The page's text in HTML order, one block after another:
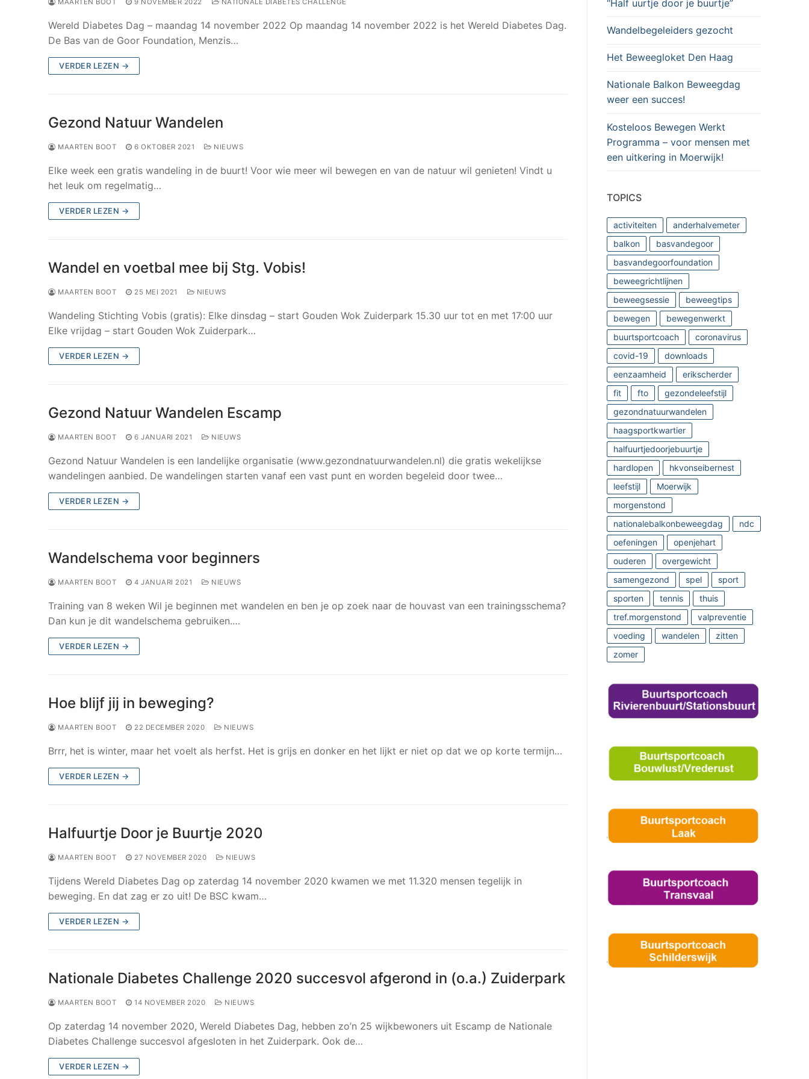
MAARTEN BOOT 9 NOVEMBER 2022 NATIONALE DIABETES CHALLENGE
Wereld Diabetes Dag – maandag 14 november 2022 Op maandag 14 november 2022 is het Wereld Diabetes Dag.
De Bas van de Goor Foundation, Menzis…
VERDER LEZEN →
Gezond Natuur Wandelen
MAARTEN BOOT 6 OKTOBER 2021 NIEUWS
Elke week een gratis wandeling in de buurt! Voor wie meer wil bewegen en van de natuur wil genieten! Vindt u
het leuk om regelmatig…
VERDER LEZEN →
Wandel en voetbal mee bij Stg. Vobis!
MAARTEN BOOT 25 MEI 2021 NIEUWS
Wandeling Stichting Vobis (gratis): Elke dinsdag – start Gouden Wok Zuiderpark 15.30 uur tot en met 17:00 uur
Elke vrijdag – start Gouden Wok Zuiderpark…
VERDER LEZEN →
Gezond Natuur Wandelen Escamp
MAARTEN BOOT 6 JANUARI 2021 NIEUWS
Gezond Natuur Wandelen is een landelijke organisatie (www.gezondnatuurwandelen.nl) die gratis wekelijkse
wandelingen aanbied. De wandelingen starten vanaf een vast punt en worden begeleid door twee…
VERDER LEZEN →
Wandelschema voor beginners
MAARTEN BOOT 4 JANUARI 2021 NIEUWS
Training van 8 weken Wil je beginnen met wandelen en ben je op zoek naar de houvast van een trainingsschema?
Dan kun je dit wandelschema gebruiken.…
VERDER LEZEN →
Hoe blijf jij in beweging?
MAARTEN BOOT 22 DECEMBER 2020 NIEUWS
Brrr, het is winter, maar het voelt als herfst. Het is grijs en donker en het lijkt er niet op dat we op korte termijn…
VERDER LEZEN →
Halfuurtje Door je Buurtje 2020
MAARTEN BOOT 27 NOVEMBER 2020 NIEUWS
Tijdens Wereld Diabetes Dag op zaterdag 14 november 2020 kwamen we met 11.320 mensen tegelijk in
beweging. En dat zag er zo uit! De BSC kwam…
VERDER LEZEN →
Nationale Diabetes Challenge 2020 succesvol afgerond in (o.a.) Zuiderpark
MAARTEN BOOT 14 NOVEMBER 2020 NIEUWS
Op zaterdag 14 november 2020, Wereld Diabetes Dag, hebben zo’n 25 wijkbewoners uit Escamp de Nationale
Diabetes Challenge succesvol afgesloten in het Zuiderpark. Ook de…
VERDER LEZEN →
“Half uurtje door je buurtje”
Wandelbegeleiders gezocht
Het Beweegloket Den Haag
Nationale Balkon Beweegdag
weer een succes!
Kosteloos Bewegen Werkt
Programma – voor mensen met
een uitkering in Moerwijk!
TOPICS
activiteiten
anderhalvemeter
balkon
basvandegoor
basvandegoorfoundation
beweegrichtlijnen
beweegsessie
beweegtips
bewegen
bewegenwerkt
buurtsportcoach
coronavirus
covid-19
downloads
eenzaamheid
erikscherder
fit
fto
gezondeleefstijl
gezondnatuurwandelen
haagsportkwartier
halfuurtjedoorjebuurtje
hardlopen
hkvonseibernest
leefstijl
Moerwijk
morgenstond
nationalebalkonbeweegdag
ndc
oefeningen
openjehart
ouderen
overgewicht
samengezond
spel
sport
sporten
tennis
thuis
tref.morgenstond
valpreventie
voeding
wandelen
zitten
zomer